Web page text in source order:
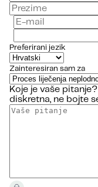
Preferirani jezik
Zainteresiran sam za
Koje je vaše pitanje?
diskretna, ne bojte